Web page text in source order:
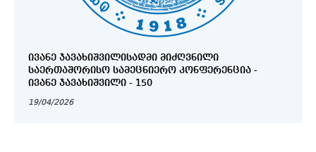
ᲘᲕᲐᲜᲔ ᲯᲐᲕᲐᲮᲘᲨᲕᲘᲚᲘᲡᲐᲓᲛᲘ ᲛᲘᲫᲦᲕᲜᲘᲚᲘ
ᲡᲐᲔᲠᲗᲐᲨᲝᲠᲘᲡᲝ ᲡᲐᲛᲔᲪᲜᲘᲔᲠᲝ ᲙᲝᲜᲤᲔᲠᲔᲜᲪᲘᲐ -
ᲘᲕᲐᲜᲔ ᲯᲐᲕᲐᲮᲘᲨᲕᲘᲚᲘ - 150
19/04/2026